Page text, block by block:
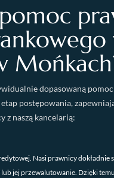
dopasowaną
postępowania,
z naszą kancelarią:
Nasi prawnicy
jej przewalutowanie. Dzięki